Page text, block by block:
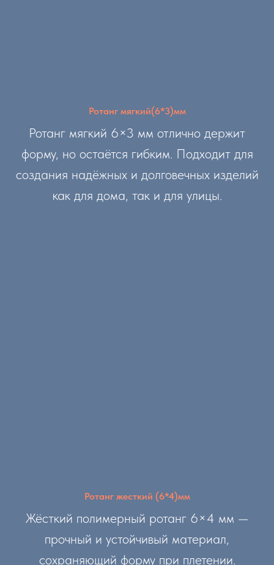
Ротанг мягкий(6*3)мм
Ротанг мягкий 6×3 мм отлично держит
форму, но остаётся гибким. Подходит для
создания надёжных и долговечных изделий
как для дома, так и для улицы.
Ротанг жесткий (6*4)мм
Жёсткий полимерный ротанг 6×4 мм —
прочный и устойчивый материал,
сохраняющий форму при плетении.